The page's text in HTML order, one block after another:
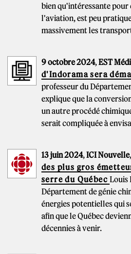
bien qu'intéressante pour
l'aviation, est peu
massivement les
9 octobre 2024,EST
d'Indorama sera
professeur du
explique que la
un autre procédé
serait compliquée à
13 juin 2024,ICI Nouvelle,
des plus gros
serre du QuébecLouis
Département de génie
énergies potentielles qui
afin que le Québec
décennies à venir.